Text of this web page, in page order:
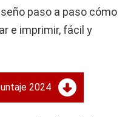
paso a paso cómo
e imprimir, fácil y
2024